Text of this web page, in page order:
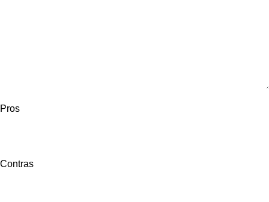
Pros
Contras